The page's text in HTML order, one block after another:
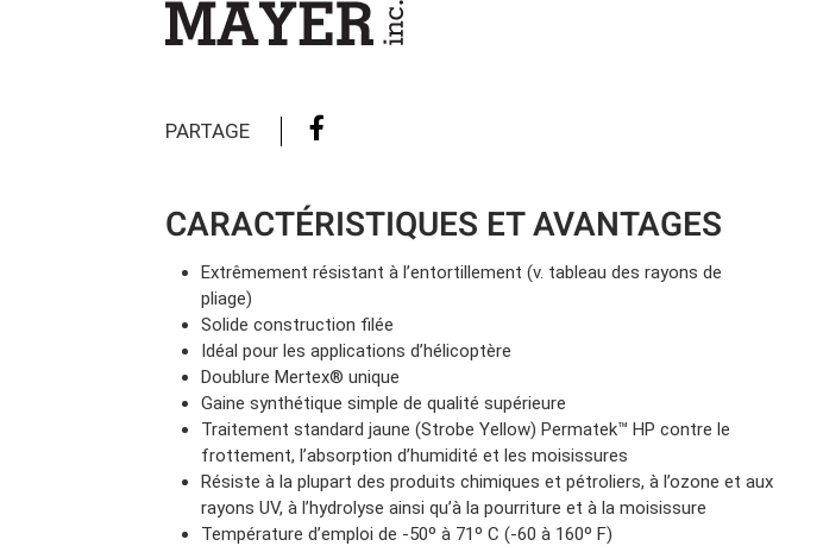
Camions en inventaire usagés
PARTAGE
CARACTÉRISTIQUES ET AVANTAGES
Extrêmement résistant à l’entortillement (v. tableau des rayons de
pliage)
Solide construction filée
Idéal pour les applications d’hélicoptère
Doublure Mertex® unique
Gaine synthétique simple de qualité supérieure
Traitement standard jaune (Strobe Yellow) Permatek™ HP contre le
frottement, l’absorption d’humidité et les moisissures
Résiste à la plupart des produits chimiques et pétroliers, à l’ozone et aux
rayons UV, à l’hydrolyse ainsi qu’à la pourriture et à la moisissure
Température d’emploi de -50º à 71º C (-60 à 160º F)